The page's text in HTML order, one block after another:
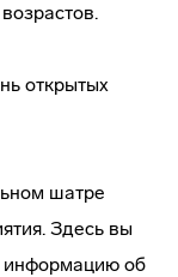
открытых
шатре
Здесь вы
информацию об